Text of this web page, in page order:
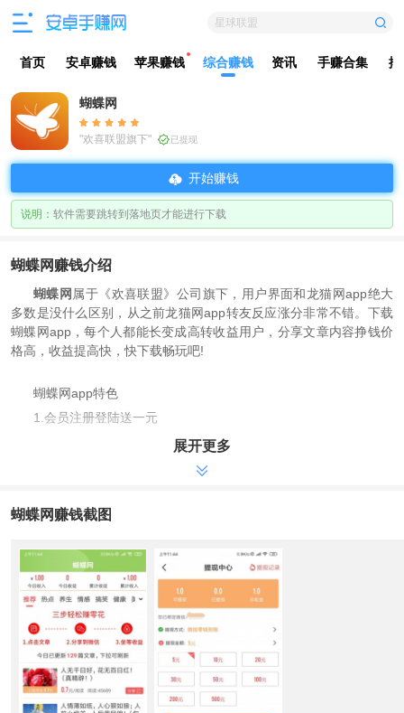
星球联盟
首页 安卓赚钱 苹果赚钱 综合赚钱 资讯 手赚合集 排
蝴蝶网
"欢喜联盟旗下" 已提现
开始赚钱
说明： 软件需要跳转到落地页才能进行下载
蝴蝶网赚钱介绍
蝴蝶网 属于《欢喜联盟》公司旗下，用户界面和龙猫网app绝大
多数是没什么区别，从之前龙猫网app转友反应涨分非常不错。下载
蝴蝶网app，每个人都能长变成高转收益用户，分享文章内容挣钱价
格高，收益提高快，快下载畅玩吧!
蝴蝶网app特色
1.会员注册登陆送一元
2.分享价格7毛/阅读文章。
3.首次五元取现，后面十元取现
欢喜同盟公司旗下平台大多数是秒到账，收益更没谁了，不扣
量，随意封禁账号。
展开更多
蝴蝶网赚钱截图